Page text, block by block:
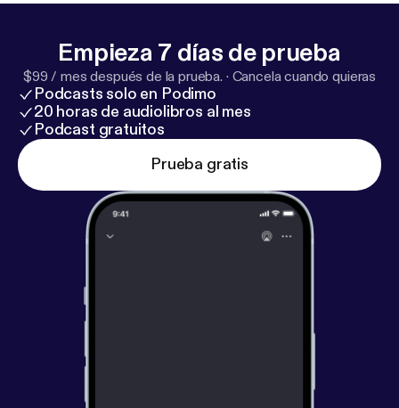
Empieza 7 días de prueba
$99 / mes después de la prueba. · Cancela cuando quieras
Podcasts solo en Podimo
20 horas de audiolibros al mes
Podcast gratuitos
Prueba gratis